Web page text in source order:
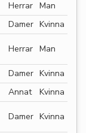
Herrar Man
Damer Kvinna
Herrar Man
Damer Kvinna
Annat
Kvinna
Damer Kvinna